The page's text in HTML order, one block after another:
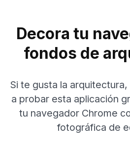
Decora tu
fondos de
Si te gusta la
a probar esta aplicación
tu navegador Chrome
fotográfica de